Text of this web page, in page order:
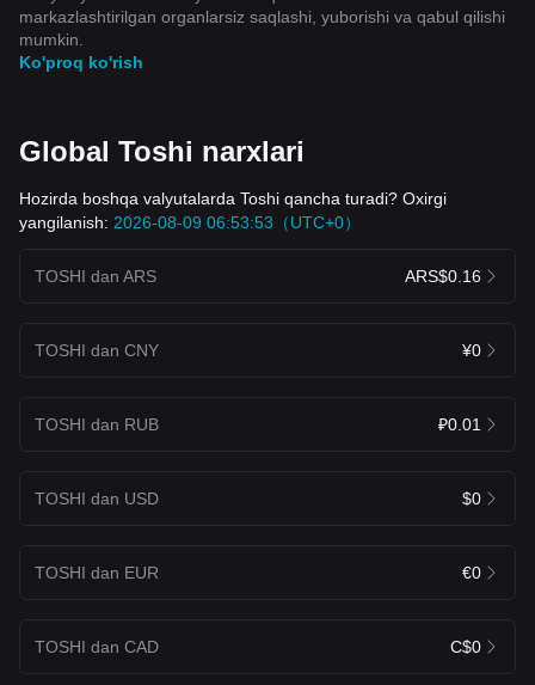
markazlashtirilgan organlarsiz saqlashi, yuborishi va qabul qilishi
mumkin.
Ko'proq ko'rish
Global Toshi narxlari
Hozirda boshqa valyutalarda Toshi qancha turadi? Oxirgi
yangilanish: 2026-08-09 06:53:53（UTC+0）
TOSHI dan ARS ARS$0.16
TOSHI dan CNY ¥0
TOSHI dan RUB ₽0.01
TOSHI dan USD $0
TOSHI dan EUR €0
TOSHI dan CAD C$0